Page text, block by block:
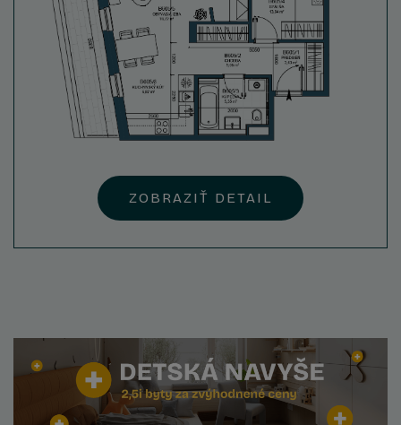
ZOBRAZIŤ DETAIL